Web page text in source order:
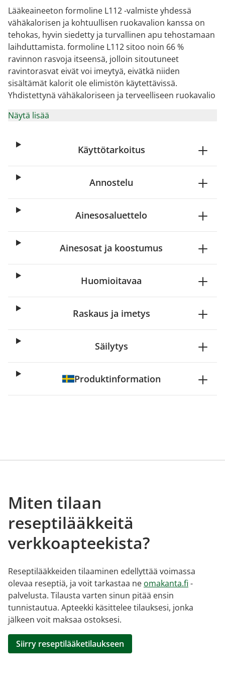
Lääkeaineeton formoline L112 -valmiste yhdessä
vähäkalorisen ja kohtuullisen ruokavalion kanssa on
tehokas, hyvin siedetty ja turvallinen apu tehostamaan
laihduttamista. formoline L112 sitoo noin 66 %
ravinnon rasvoja itseensä, jolloin sitoutuneet
ravintorasvat eivät voi imeytyä, eivätkä niiden
sisältämät kalorit ole elimistön käytettävissä.
Yhdistettynä vähäkaloriseen ja terveelliseen ruokavalio
Näytä lisää
Käyttötarkoitus
Annostelu
Ainesosaluettelo
Ainesosat ja koostumus
Huomioitavaa
Raskaus ja imetys
Säilytys
Produktinformation
Miten tilaan
reseptilääkkeitä
verkkoapteekista?
Reseptilääkkeiden tilaaminen edellyttää voimassa
olevaa reseptiä, ja voit tarkastaa ne omakanta.fi -
palvelusta. Tilausta varten sinun pitää ensin
tunnistautua. Apteekki käsittelee tilauksesi, jonka
jälkeen voit maksaa ostoksesi.
Siirry reseptilääketilaukseen